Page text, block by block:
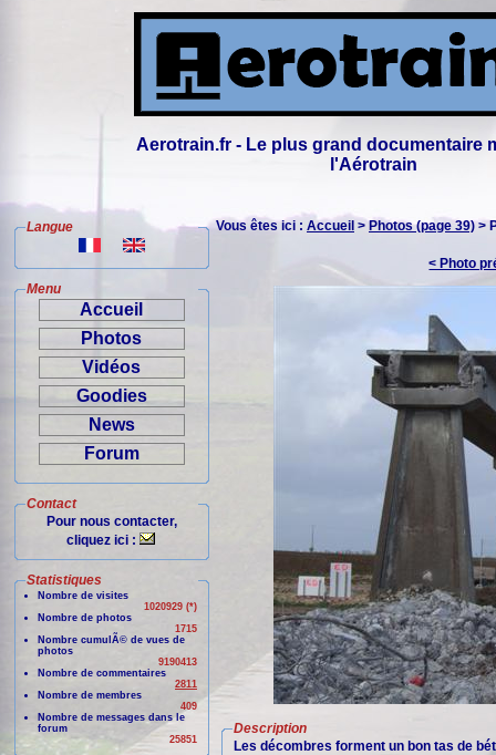
Aerotrain.fr - Le plus grand documentaire
l'Aérotrain
Langue
Menu
Accueil
Photos
Vidéos
Goodies
News
Forum
Contact
Pour nous contacter,
cliquez ici :
Statistiques
Nombre de visites
1020929 (*)
Nombre de photos
1715
Nombre cumulÃ© de vues de
photos
9190413
Nombre de commentaires
2811
Nombre de membres
409
Nombre de messages dans le
forum
25851
Vous êtes ici : Accueil > Photos (page 39) >
< Photo
Description
Les décombres forment un bon tas de